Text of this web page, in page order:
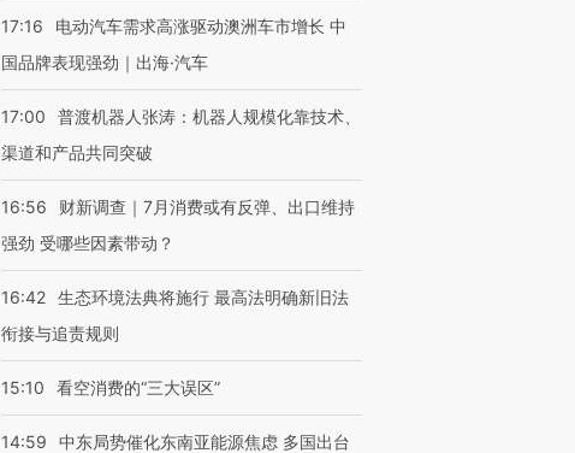
17:16
电动汽车需求高涨驱动澳洲车市增长 中
国品牌表现强劲｜出海·汽车
17:00
普渡机器人张涛：机器人规模化靠技术、
渠道和产品共同突破
16:56
财新调查｜7月消费或有反弹、出口维持
强劲 受哪些因素带动？
16:42 生态环境法典将施行 最高法明确新旧法
衔接与追责规则
15:10 看空消费的“三大误区”
14:59
中东局势催化东南亚能源焦虑 多国出台